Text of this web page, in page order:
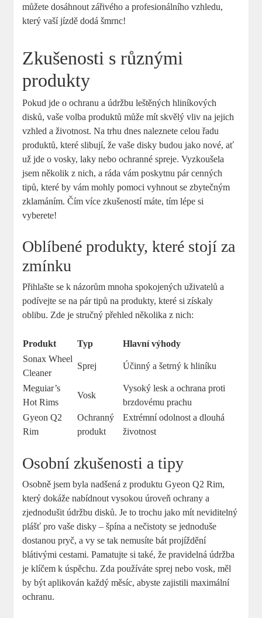
můžete dosáhnout zářivého a profesionálního vzhledu,
který vaší jízdě dodá šmrnc!
Zkušenosti s různými
produkty
Pokud jde o ochranu a údržbu leštěných hliníkových
disků, vaše volba produktů může mít skvělý vliv na jejich
vzhled a životnost. Na trhu dnes naleznete celou řadu
produktů, které slibují, že vaše disky budou jako nové, ať
už jde o vosky, laky nebo ochranné spreje. Vyzkoušela
jsem několik z nich, a ráda vám poskytnu pár cenných
tipů, které by vám mohly pomoci vyhnout se zbytečným
zklamáním. Čím více zkušeností máte, tím lépe si
vyberete!
Oblíbené produkty, které stojí za
zmínku
Přihlašte se k názorům mnoha spokojených uživatelů a
podívejte se na pár tipů na produkty, které si získaly
oblibu. Zde je stručný přehled několika z nich:
Produkt Typ
Hlavní výhody
Sonax Wheel
Cleaner
Sprej Účinný a šetrný k hliníku
Meguiar’s
Hot Rims
Vosk
Vysoký lesk a ochrana proti
brzdovému prachu
Gyeon Q2
Rim
Ochranný
produkt
Extrémní odolnost a dlouhá
životnost
Osobní zkušenosti a tipy
Osobně jsem byla nadšená z produktu Gyeon Q2 Rim,
který dokáže nabídnout vysokou úroveň ochrany a
zjednodušit údržbu disků. Je to trochu jako mít neviditelný
plášť pro vaše disky – špína a nečistoty se jednoduše
dostanou pryč, a vy se tak nemusíte bát projíždění
blátivými cestami. Pamatujte si také, že pravidelná údržba
je klíčem k úspěchu. Zda používáte sprej nebo vosk, měl
by být aplikován každý měsíc, abyste zajistili maximální
ochranu.